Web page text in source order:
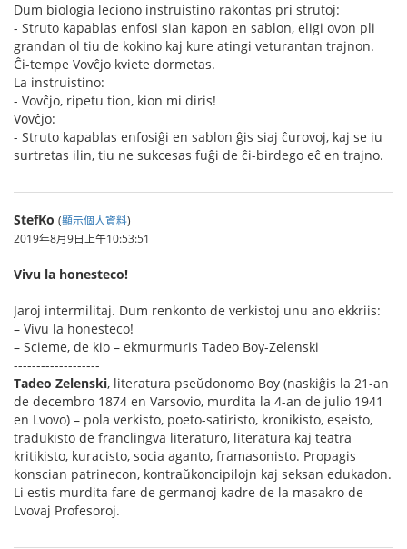
Dum biologia leciono instruistino rakontas pri strutoj:
- Struto kapablas enfosi sian kapon en sablon, eligi ovon pli
grandan ol tiu de kokino kaj kure atingi veturantan trajnon.
Ĉi-tempe Vovĉjo kviete dormetas.
La instruistino:
- Vovĉjo, ripetu tion, kion mi diris!
Vovĉjo:
- Struto kapablas enfosiĝi en sablon ĝis siaj ĉurovoj, kaj se iu
surtretas ilin, tiu ne sukcesas fuĝi de ĉi-birdego eĉ en trajno.
StefKo (顯示個人資料)
2019年8月9日上午10:53:51
Vivu la honesteco!
Jaroj intermilitaj. Dum renkonto de verkistoj unu ano ekkriis:
– Vivu la honesteco!
– Scieme, de kio – ekmurmuris Tadeo Boy-Zelenski
-------------------
Tadeo Zelenski, literatura pseŭdonomo Boy (naskiĝis la 21-an
de decembro 1874 en Varsovio, murdita la 4-an de julio 1941
en Lvovo) – pola verkisto, poeto-satiristo, kronikisto, eseisto,
tradukisto de franclingva literaturo, literatura kaj teatra
kritikisto, kuracisto, socia aganto, framasonisto. Propagis
konscian patrinecon, kontraŭkoncipilojn kaj seksan edukadon.
Li estis murdita fare de germanoj kadre de la masakro de
Lvovaj Profesoroj.